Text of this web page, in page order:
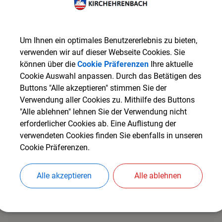
(972,78 KB)
B-Plan Beidseitig der Leutenbacher
(1,55 MB)
B-Plan beidseitig-der-Leutenbacher-
Um Ihnen ein optimales Benutzererlebnis zu bieten,
verwenden wir auf dieser Webseite Cookies. Sie
können über die Cookie PräferenzenIhre aktuelle
Cookie Auswahl anpassen. Durch das Betätigen des
Buttons "Alle akzeptieren" stimmen Sie der
Verwendung aller Cookies zu. Mithilfe des Buttons
"Alle ablehnen" lehnen Sie der Verwendung nicht
erforderlicher Cookies ab. Eine Auflistung der
verwendeten Cookies finden Sie ebenfalls in unseren
Cookie Präferenzen.
Alle akzeptieren Alle ablehnen